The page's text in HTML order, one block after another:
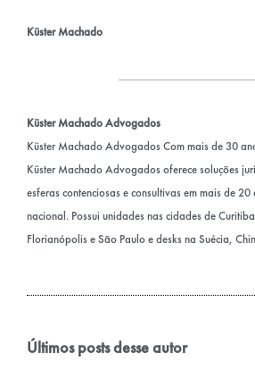
Küster Machado
Küster Machado Advogados
Küster Machado Advogados Com mais de 30
Küster Machado Advogados oferece soluções
esferas contenciosas e consultivas em mais de
nacional. Possui unidades nas cidades de
Florianópolis e São Paulo e desks na Suécia,
Últimos posts desse autor